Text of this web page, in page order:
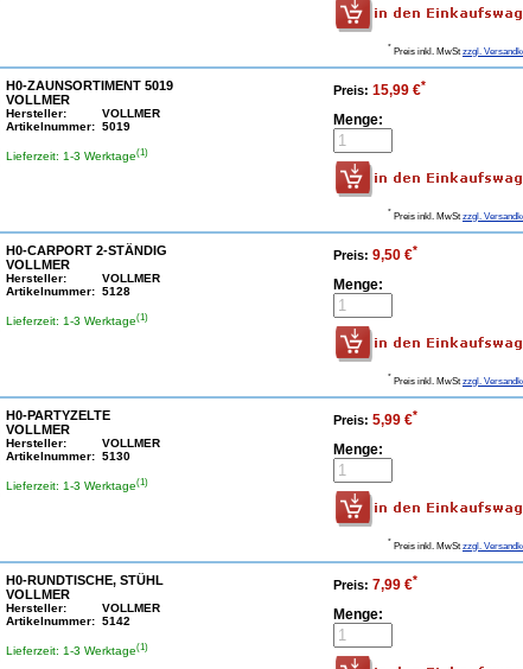
* Preis inkl. MwSt zzgl.
H0-ZAUNSORTIMENT 5019
VOLLMER
Hersteller:
VOLLMER
Artikelnummer: 5019
Lieferzeit: 1-3 Werktage(1)
Preis: 15,99 €*
Menge:
* Preis inkl. MwSt zzgl.
H0-CARPORT 2-STÄNDIG
VOLLMER
Hersteller:
VOLLMER
Artikelnummer: 5128
Lieferzeit: 1-3 Werktage(1)
Preis: 9,50 €*
Menge:
* Preis inkl. MwSt zzgl.
H0-PARTYZELTE
VOLLMER
Hersteller:
VOLLMER
Artikelnummer: 5130
Lieferzeit: 1-3 Werktage(1)
Preis: 5,99 €*
Menge:
* Preis inkl. MwSt zzgl.
H0-RUNDTISCHE, STÜHL
VOLLMER
Hersteller:
VOLLMER
Artikelnummer: 5142
Lieferzeit: 1-3 Werktage(1)
Preis: 7,99 €*
Menge: